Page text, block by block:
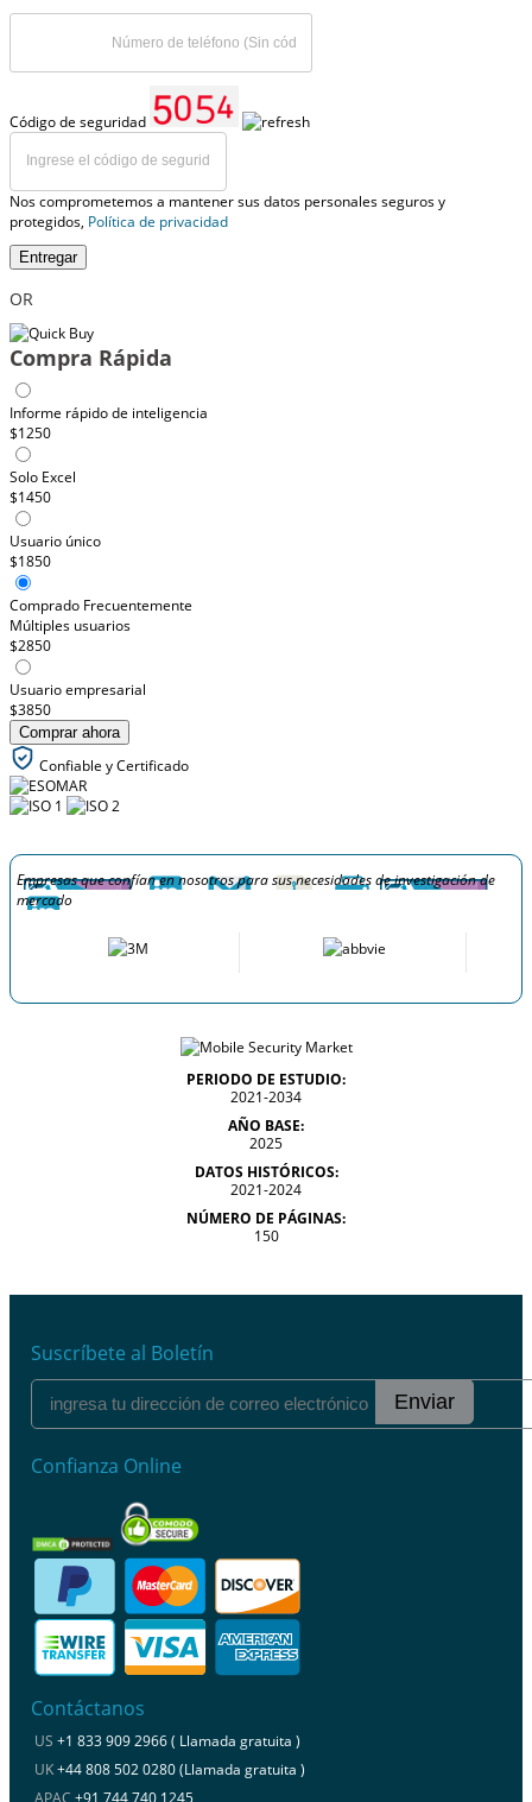
Código de seguridad
Nos comprometemos a mantener sus datos personales seguros y
protegidos, Política de privacidad
Entregar
OR
Compra Rápida
Informe rápido de inteligencia
$1250
Solo Excel
$1450
Usuario único
$1850
Comprado Frecuentemente
Múltiples usuarios
$2850
Usuario empresarial
$3850
Comprar ahora
Confiable y Certificado
Empresas que confían en nosotros para sus necesidades de investigación de
mercado
PERIODO DE ESTUDIO:
2021-2034
AÑO BASE:
2025
DATOS HISTÓRICOS:
2021-2024
NÚMERO DE PÁGINAS:
150
Suscríbete al Boletín
Enviar
Confianza Online
Contáctanos
US +1 833 909 2966 ( Llamada gratuita )
UK+44 808 502 0280 (Llamada gratuita )
APAC +91 744 740 1245